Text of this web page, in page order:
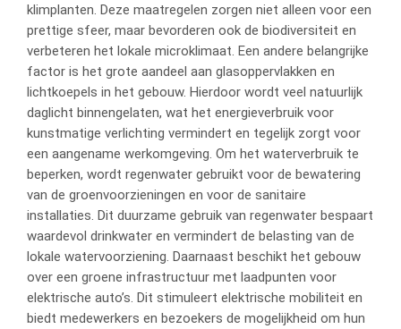
klimplanten. Deze maatregelen zorgen niet alleen voor een
prettige sfeer, maar bevorderen ook de biodiversiteit en
verbeteren het lokale microklimaat. Een andere belangrijke
factor is het grote aandeel aan glasoppervlakken en
lichtkoepels in het gebouw. Hierdoor wordt veel natuurlijk
daglicht binnengelaten, wat het energieverbruik voor
kunstmatige verlichting vermindert en tegelijk zorgt voor
een aangename werkomgeving. Om het waterverbruik te
beperken, wordt regenwater gebruikt voor de bewatering
van de groenvoorzieningen en voor de sanitaire
installaties. Dit duurzame gebruik van regenwater bespaart
waardevol drinkwater en vermindert de belasting van de
lokale watervoorziening. Daarnaast beschikt het gebouw
over een groene infrastructuur met laadpunten voor
elektrische auto’s. Dit stimuleert elektrische mobiliteit en
biedt medewerkers en bezoekers de mogelijkheid om hun